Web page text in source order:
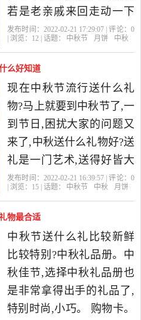
若是老亲戚来回走动一下
顺带一提月饼再买点时令
梨
发布时间：2022-02-21 17:29:07 | 评论： 0
| 浏览： 12 | 话题： 中秋节 月饼 中秋
么好知道
现在中秋节流行送什么礼
物?马上就要到中秋节了,一
到节日,困扰大家的问题又
来了,中秋送什么礼物好?送
礼是一门艺术,送得好皆大
欢喜,送得不好会起反作
发布时间：2022-02-21 16:39:57 | 评论： 0
| 浏览： 15 | 话题： 中秋节 中秋 月饼
物最合适
中秋节送什么礼比较新鲜
比较特别?中秋礼品册。中
秋佳节,选择中秋礼品册也
是非常拿得出手的礼品了,
特别时尚,小巧。 购物卡。